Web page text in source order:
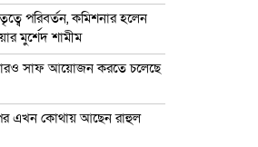
পরিবর্তন, কমিশনার হলেন
মুর্শেদ শামীম
সাফ আয়োজন করতে চলেছে
এখন কোথায় আছেন রাহুল